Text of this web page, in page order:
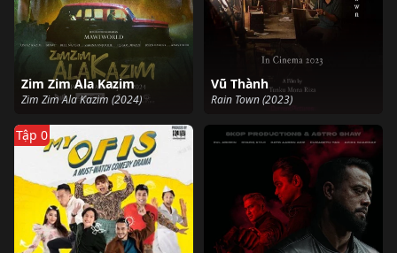
Zim Zim Ala Kazim
Zim Zim Ala Kazim (2024)
Vũ Thành
Rain Town (2023)
Tập 0